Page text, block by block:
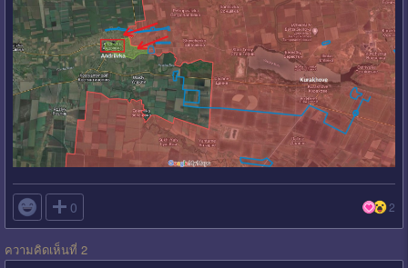
 0 2
ความคิดเห็นที่ 2